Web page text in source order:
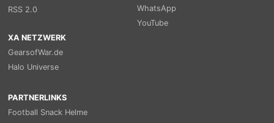
RSS 2.0
WhatsApp
YouTube
XA NETZWERK
GearsofWar.de
Halo Universe
PARTNERLINKS
Football Snack Helme